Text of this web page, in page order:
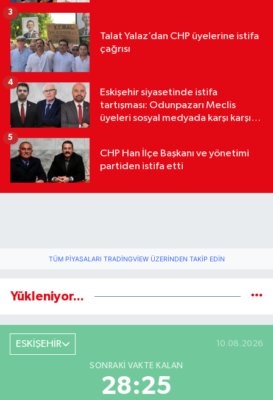
Talat Yalaz’dan CHP üyelerine istifa
çağrısı
3
Eskişehir siyasetinde istifa
tartışması: Odunpazarı Meclis
üyeleri sosyal medyada karşı karşıya
4
CHP Han İlçe Başkanı ve yönetimi
partiden istifa etti
5
TÜM PIYASALARI TRADINGVIEW ÜZERINDEN TAKIP EDIN
Yükleniyor...
ESKİŞEHİR 10.08.2026
SONRAKI VAKTE KALAN
28:24